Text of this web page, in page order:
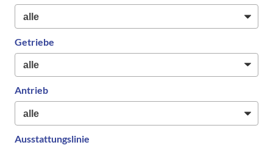
Getriebe
Antrieb
Ausstattungslinie